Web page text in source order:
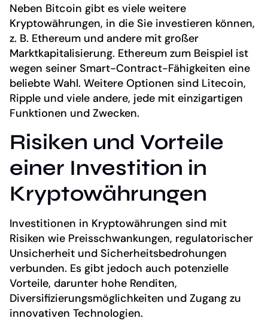
Neben Bitcoin gibt es viele weitere
Kryptowährungen, in die Sie investieren können,
z. B. Ethereum und andere mit großer
Marktkapitalisierung. Ethereum zum Beispiel ist
wegen seiner Smart-Contract-Fähigkeiten eine
beliebte Wahl. Weitere Optionen sind Litecoin,
Ripple und viele andere, jede mit einzigartigen
Funktionen und Zwecken.
Risiken und Vorteile
einer Investition in
Kryptowährungen
Investitionen in Kryptowährungen sind mit
Risiken wie Preisschwankungen, regulatorischer
Unsicherheit und Sicherheitsbedrohungen
verbunden. Es gibt jedoch auch potenzielle
Vorteile, darunter hohe Renditen,
Diversifizierungsmöglichkeiten und Zugang zu
innovativen Technologien.